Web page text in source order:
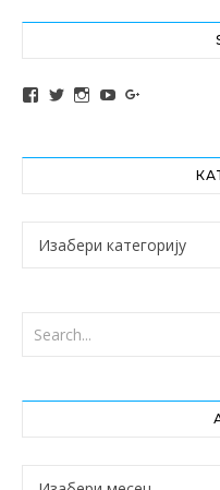
View altochef’s profile on
View jovancica73’s
ViewView
Категорије
Архиве